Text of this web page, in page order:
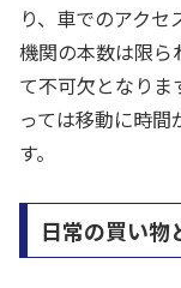
り、車でのアク
機関の本数は限ら
て不可欠となりま
っては移動に時
す。
日常の買い物